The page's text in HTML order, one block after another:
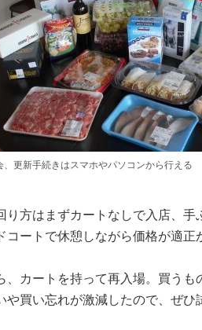
、更新手続きはスマホやパソコンから行える
り方はまずカートなしで入店、手
ートで休憩しながら価格が適正
、カートを持って再入場。買うも
買い忘れが激減したので、ぜひ